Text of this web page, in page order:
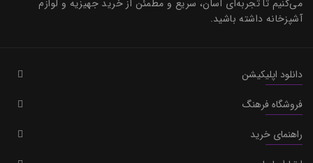
می‌کنیم تا تجربه‌ای آسان، سریع و مطمئن از خرید جهیزیه و لوازم
آشپزخانه داشته باشید.
دانلود اپلیکیشن
فروشگاه فرهنگ
راهنمای خرید